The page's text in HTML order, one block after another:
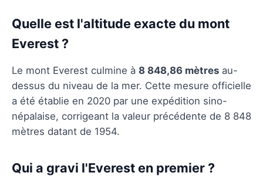
Quelle est l'altitude exacte du mont
Everest ?
Le mont Everest culmine à 8 848,86 mètres au-
dessus du niveau de la mer. Cette mesure officielle
a été établie en 2020 par une expédition sino-
népalaise, corrigeant la valeur précédente de 8 848
mètres datant de 1954.
Qui a gravi l'Everest en premier ?